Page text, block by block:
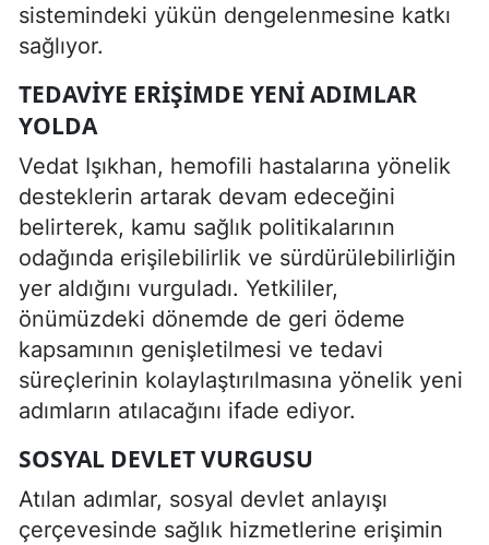
sistemindeki yükün dengelenmesine katkı
sağlıyor.
TEDAVIYE ERIŞIMDE YENI ADIMLAR
YOLDA
Vedat Işıkhan, hemofili hastalarına yönelik
desteklerin artarak devam edeceğini
belirterek, kamu sağlık politikalarının
odağında erişilebilirlik ve sürdürülebilirliğin
yer aldığını vurguladı. Yetkililer,
önümüzdeki dönemde de geri ödeme
kapsamının genişletilmesi ve tedavi
süreçlerinin kolaylaştırılmasına yönelik yeni
adımların atılacağını ifade ediyor.
SOSYAL DEVLET VURGUSU
Atılan adımlar, sosyal devlet anlayışı
çerçevesinde sağlık hizmetlerine erişimin